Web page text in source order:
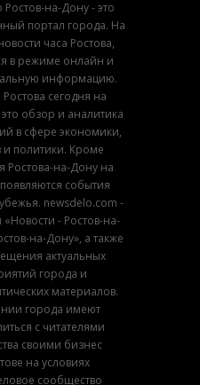
на-Дону - это
портал города. На
часа Ростова,
в режиме онлайн и
информацию.
сегодня на
обзор и аналитика
в сфере экономики,
политики. Кроме
Ростова-на-Дону на
события
newsdelo.com -
- Ростов-на-
на-Дону», а также
актуальных
города и
материалов.
города имеют
с читателями
своими бизнес
на условиях
сообщество